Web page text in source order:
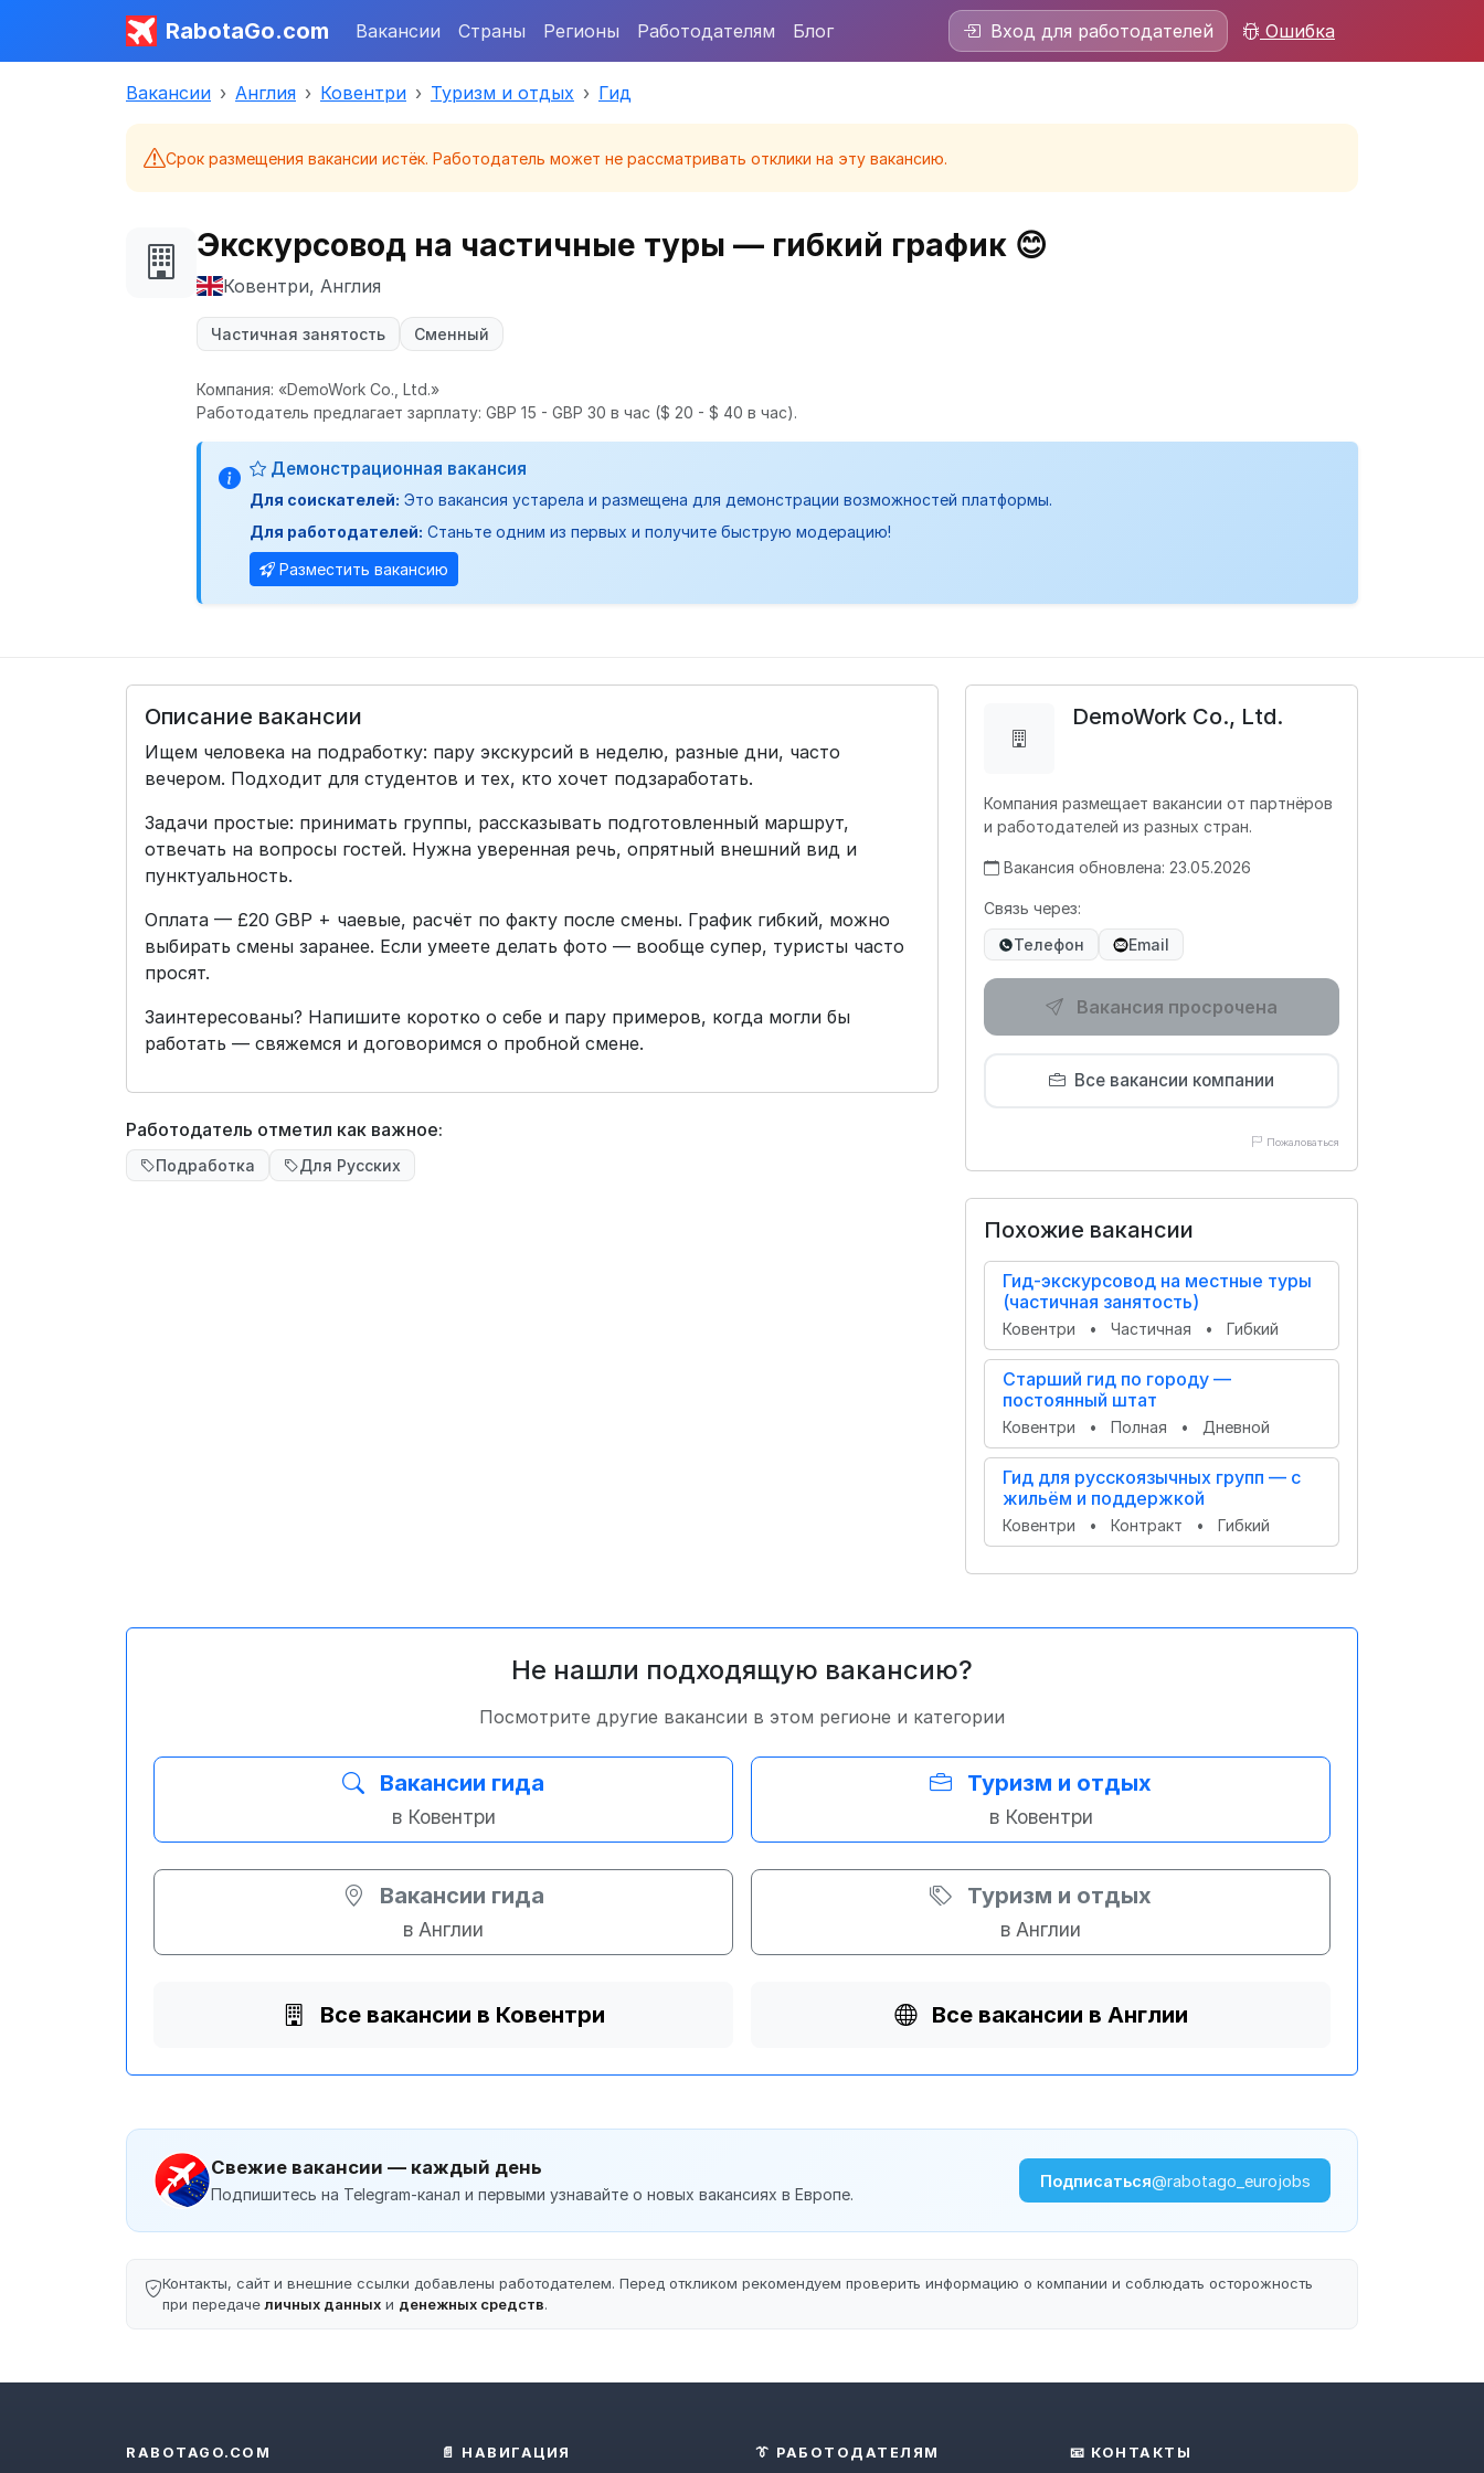
RabotaGo.com Вакансии Страны Регионы Работодателям Блог Вход для работодателей Ошибка
Вакансии Англия Ковентри Туризм и отдых Гид
Срок размещения вакансии истёк. Работодатель может не рассматривать отклики на эту вакансию.
Экскурсовод на частичные туры — гибкий график 😊
Ковентри, Англия
Частичная занятость Сменный
Компания: «DemoWork Co., Ltd.»
Работодатель предлагает зарплату: GBP 15 - GBP 30 в час ($ 20 - $ 40 в час).
Демонстрационная вакансия
Для соискателей: Это вакансия устарела и размещена для демонстрации возможностей платформы.
Для работодателей: Станьте одним из первых и получите быструю модерацию!
Разместить вакансию
Описание вакансии
Ищем человека на подработку: пару экскурсий в неделю, разные дни, часто
вечером. Подходит для студентов и тех, кто хочет подзаработать.
Задачи простые: принимать группы, рассказывать подготовленный маршрут,
отвечать на вопросы гостей. Нужна уверенная речь, опрятный внешний вид и
пунктуальность.
Оплата — £20 GBP + чаевые, расчёт по факту после смены. График гибкий, можно
выбирать смены заранее. Если умеете делать фото — вообще супер, туристы часто
просят.
Заинтересованы? Напишите коротко о себе и пару примеров, когда могли бы
работать — свяжемся и договоримся о пробной смене.
Работодатель отметил как важное:
Подработка Для Русских
DemoWork Co., Ltd.
Компания размещает вакансии от партнёров
и работодателей из разных стран.
Вакансия обновлена: 23.05.2026
Связь через:
Телефон
Email
Вакансия просрочена
Все вакансии компании
Пожаловаться
Похожие вакансии
Гид-экскурсовод на местные туры
(частичная занятость)
Ковентри • Частичная • Гибкий
Старший гид по городу —
постоянный штат
Ковентри • Полная • Дневной
Гид для русскоязычных групп — с
жильём и поддержкой
Ковентри • Контракт • Гибкий
Не нашли подходящую вакансию?
Посмотрите другие вакансии в этом регионе и категории
Вакансии гида
в Ковентри
Туризм и отдых
в Ковентри
Вакансии гида
в Англии
Туризм и отдых
в Англии
Все вакансии в Ковентри Все вакансии в Англии
Свежие вакансии — каждый день
Подпишитесь на Telegram-канал и первыми узнавайте о новых вакансиях в Европе.
Подписаться@rabotago_eurojobs
Контакты, сайт и внешние ссылки добавлены работодателем. Перед откликом рекомендуем проверить информацию о компании и соблюдать осторожность
при передачеличных данных и денежных средств.
RABOTAGO.COM 📄 НАВИГАЦИЯ 👔 РАБОТОДАТЕЛЯМ 📧 КОНТАКТЫ